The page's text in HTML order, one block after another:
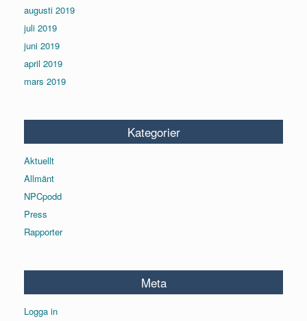
augusti 2019
juli 2019
juni 2019
april 2019
mars 2019
Kategorier
Aktuellt
Allmänt
NPCpodd
Press
Rapporter
Meta
Logga in